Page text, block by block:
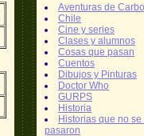
Aventuras de
Chile
Cine y series
Clases y alumnos
Cosas que pasan
Cuentos
Dibujos y Pinturas
Doctor Who
GURPS
Historia
Historias que no se
pasaron